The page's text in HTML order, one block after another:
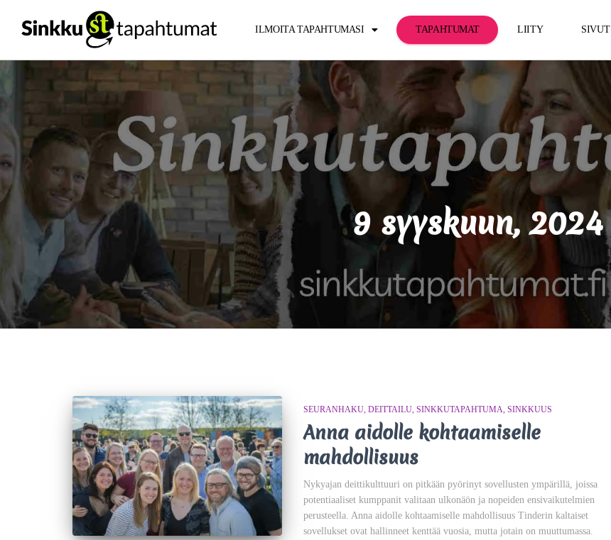
ILMOITA TAPAHTUMASI TAPAHTUMAT LIITY SIVUT
9 syyskuun, 2024
SEURANHAKU DEITTAILU SINKKUTAPAHTUMA SINKKUUS
Anna aidolle kohtaamiselle
mahdollisuus
Nykyajan deittikulttuuri on pitkään pyörinyt sovellusten ympärillä, joissa
potentiaaliset kumppanit valitaan ulkonäön ja nopeiden ensivaikutelmien
perusteella. Anna aidolle kohtaamiselle mahdollisuus Tinderin kaltaiset
sovellukset ovat hallinneet kenttää vuosia, mutta jotain on muuttumassa.